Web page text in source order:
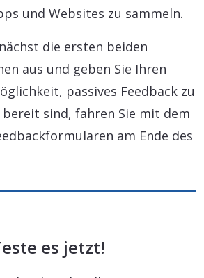
und Websites zu sammeln.
die ersten beiden
aus und geben Sie Ihren
passives Feedback zu
bereit sind, fahren Sie mit dem
am Ende des
es jetzt!